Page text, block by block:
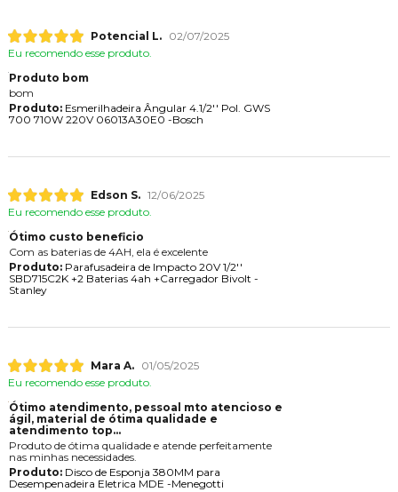
Potencial L.
02/07/2025
Eu recomendo esse produto.
Produto bom
bom
Produto:Esmerilhadeira Ângular 4.1/2'' Pol. GWS
700 710W 220V 06013A30E0 -Bosch
Edson S. 12/06/2025
Eu recomendo esse produto.
Ótimo custo beneficio
Com as baterias de 4AH, ela é excelente
Produto:Parafusadeira de Impacto 20V 1/2''
SBD715C2K +2 Baterias 4ah +Carregador Bivolt -
Stanley
Mara A.
01/05/2025
Eu recomendo esse produto.
Ótimo atendimento, pessoal mto atencioso e
gil, material de ótima qualidade e
atendimento top...
Produto de ótima qualidade e atende perfeitamente
nas minhas necessidades.
Produto:Disco de Esponja 380MM para
Desempenadeira Eletrica MDE -Menegotti